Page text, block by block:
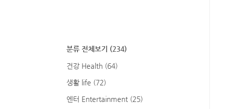
분류 전체보기 (234)
건강 Health (64)
생활 life (72)
엔터 Entertainment (25)